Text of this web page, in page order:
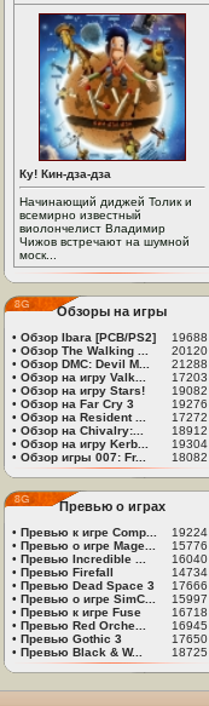
Ку! Кин-дза-дза
Начинающий диджей Толик и
всемирно известный
виолончелист Владимир
Чижов встречают на шумной
моск...
Обзоры на игры
• Обзор Ibara [PCB/PS2]
19688
• Обзор The Walking ...
20120
• Обзор DMC: Devil M...
21288
• Обзор на игру Valk...
17203
• Обзор на игру Stars!
19082
• Обзор на Far Cry 3
19276
• Обзор на Resident ...
17272
• Обзор на Chivalry:...
18912
• Обзор на игру Kerb...
19304
• Обзор игры 007: Fr... 18082
Превью о играх
• Превью к игре Comp...
19224
• Превью о игре Mage...
15776
• Превью Incredible ...
16040
• Превью Firefall
14734
• Превью Dead Space 3
17666
• Превью о игре SimC...
15997
• Превью к игре Fuse
16718
• Превью Red Orche...
16945
• Превью Gothic 3
17650
• Превью Black & W... 18725